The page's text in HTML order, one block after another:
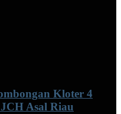
Kloter 4
Asal Riau